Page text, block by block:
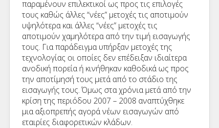
παραμένουν επιλεκτικοί ως προς τις επιλογές
τους καθώς άλλες “νέες” μετοχές τις αποτιμούν
υψηλότερα και άλλες “νέες” μετοχές τις
αποτιμούν χαμηλότερα από την τιμή εισαγωγής
τους. Για παράδειγμα υπήρξαν μετοχές της
τεχνολογίας οι οποίες δεν επέδειξαν ιδιαίτερα
ανοδική πορεία ή κινήθηκαν καθοδικά ως προς
την αποτίμησή τους μετά από το στάδιο της
εισαγωγής τους. Όμως στα χρόνια μετά από την
κρίση της περιόδου 2007 – 2008 αναπτύχθηκε
μια αξιοπρεπής αγορά νέων εισαγωγών από
εταιρίες διαφορετικών κλάδων.